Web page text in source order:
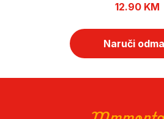
12.90 KM
Naruči